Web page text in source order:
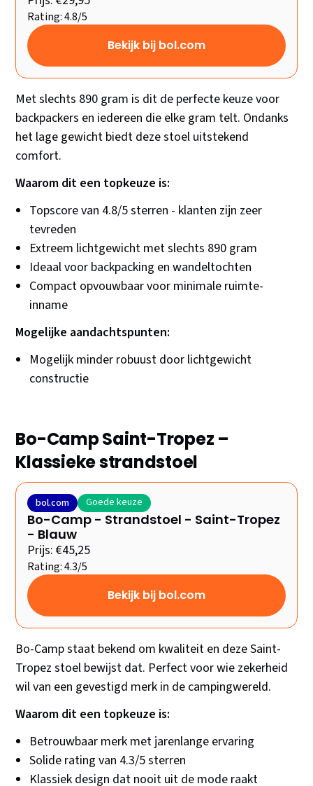
Rating: 4.8/5
Bekijk bij bol.com
Met slechts 890 gram is dit de perfecte keuze voor
backpackers en iedereen die elke gram telt. Ondanks
het lage gewicht biedt deze stoel uitstekend
comfort.
Waarom dit een topkeuze is:
Topscore van 4.8/5 sterren - klanten zijn zeer
tevreden
Extreem lichtgewicht met slechts 890 gram
Ideaal voor backpacking en wandeltochten
Compact opvouwbaar voor minimale ruimte-
inname
Mogelijke aandachtspunten:
Mogelijk minder robuust door lichtgewicht
constructie
Bo-Camp Saint-Tropez –
Klassieke strandstoel
bol.com Goede keuze
Bo-Camp - Strandstoel - Saint-Tropez
- Blauw
Prijs: €45,25
Rating: 4.3/5
Bekijk bij bol.com
Bo-Camp staat bekend om kwaliteit en deze Saint-
Tropez stoel bewijst dat. Perfect voor wie zekerheid
wil van een gevestigd merk in de campingwereld.
Waarom dit een topkeuze is:
Betrouwbaar merk met jarenlange ervaring
Solide rating van 4.3/5 sterren
Klassiek design dat nooit uit de mode raakt